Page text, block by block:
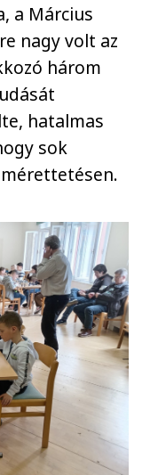
a Március
nagy volt az
három
hatalmas
sok